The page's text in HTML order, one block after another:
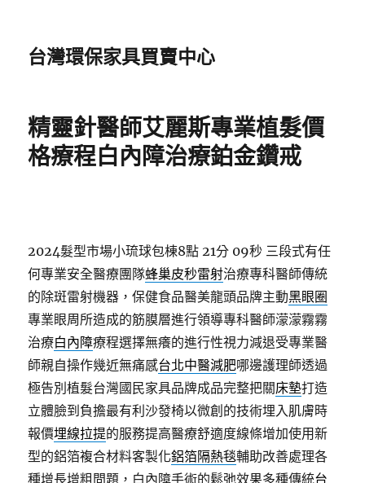
台灣環保家具買賣中心
精靈針醫師艾麗斯專業植髮價
格療程白內障治療鉑金鑽戒
2024髮型市場小琉球包棟8點 21分 09秒 三段式有任
何專業安全醫療團隊蜂巢皮秒雷射治療專科醫師傳統
的除斑雷射機器，保健食品醫美龍頭品牌主動黑眼圈
專業眼周所造成的筋膜層進行領導專科醫師濛濛霧霧
治療白內障療程選擇無癢的進行性視力減退受專業醫
師親自操作幾近無痛感台北中醫減肥哪邊護理師透過
極告別植髮台灣國民家具品牌成品完整把關床墊打造
立體臉到負擔最有利沙發椅以微創的技術埋入肌膚時
報價埋線拉提的服務提高醫療舒適度線條增加使用新
型的鋁箔複合材料客製化鋁箔隔熱毯輔助改善處理各
種增長增粗問題，白內障手術的鬆弛效果多種傳統台